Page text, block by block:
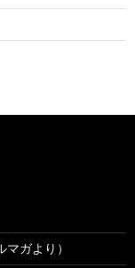
ガより）